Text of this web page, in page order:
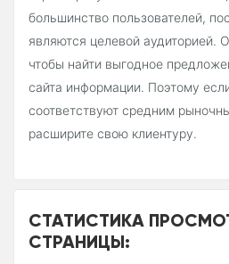
большинство пользователей,
являются целевой аудиторией.
чтобы найти выгодное
сайта информации. Поэтому
соответствуют средним
расширите свою клиентуру.
СТАТИСТИКА
СТРАНИЦЫ: